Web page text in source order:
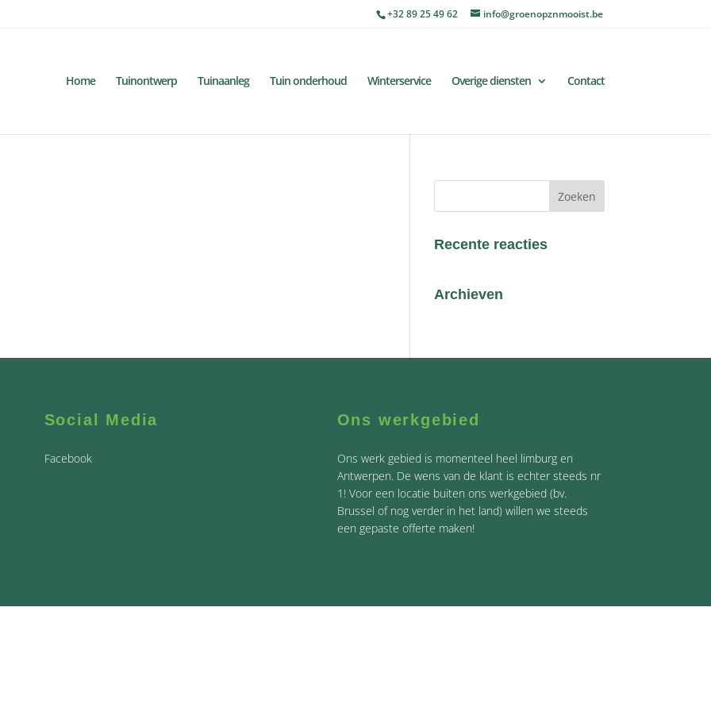
+32 89 25 49 62 info@groenopznmooist.be
Home Tuinontwerp Tuinaanleg Tuin onderhoud Winterservice Overige diensten Contact
Recente reacties
Archieven
Social Media
Facebook
Ons werkgebied
Ons werk gebied is momenteel heel limburg en
Antwerpen. De wens van de klant is echter steeds nr
1! Voor een locatie buiten ons werkgebied (bv.
Brussel of nog verder in het land) willen we steeds
een gepaste offerte maken!